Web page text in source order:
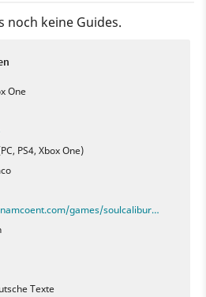
noch keine Guides.
One
PS4, Xbox One)
games/soulcalibur…
Texte